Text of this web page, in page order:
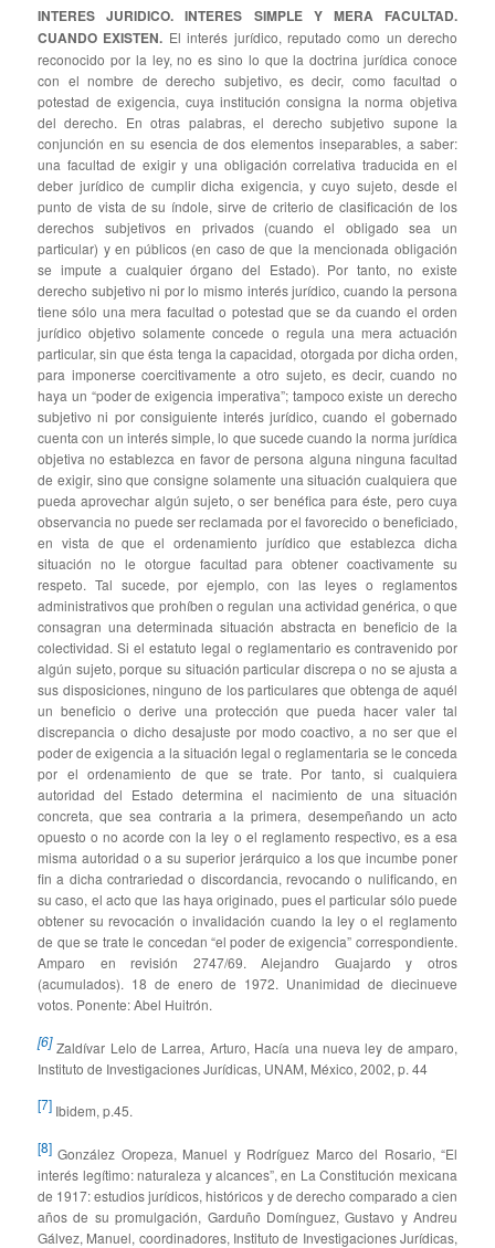
INTERES JURIDICO. INTERES SIMPLE Y MERA FACULTAD.
CUANDO EXISTEN. El interés jurídico, reputado como un derecho
reconocido por la ley, no es sino lo que la doctrina jurídica conoce
con el nombre de derecho subjetivo, es decir, como facultad o
potestad de exigencia, cuya institución consigna la norma objetiva
del derecho. En otras palabras, el derecho subjetivo supone la
conjunción en su esencia de dos elementos inseparables, a saber:
una facultad de exigir y una obligación correlativa traducida en el
deber jurídico de cumplir dicha exigencia, y cuyo sujeto, desde el
punto de vista de su índole, sirve de criterio de clasificación de los
derechos subjetivos en privados (cuando el obligado sea un
particular) y en públicos (en caso de que la mencionada obligación
se impute a cualquier órgano del Estado). Por tanto, no existe
derecho subjetivo ni por lo mismo interés jurídico, cuando la persona
tiene sólo una mera facultad o potestad que se da cuando el orden
jurídico objetivo solamente concede o regula una mera actuación
particular, sin que ésta tenga la capacidad, otorgada por dicha orden,
para imponerse coercitivamente a otro sujeto, es decir, cuando no
haya un “poder de exigencia imperativa”; tampoco existe un derecho
subjetivo ni por consiguiente interés jurídico, cuando el gobernado
cuenta con un interés simple, lo que sucede cuando la norma jurídica
objetiva no establezca en favor de persona alguna ninguna facultad
de exigir, sino que consigne solamente una situación cualquiera que
pueda aprovechar algún sujeto, o ser benéfica para éste, pero cuya
observancia no puede ser reclamada por el favorecido o beneficiado,
en vista de que el ordenamiento jurídico que establezca dicha
situación no le otorgue facultad para obtener coactivamente su
respeto. Tal sucede, por ejemplo, con las leyes o reglamentos
administrativos que prohíben o regulan una actividad genérica, o que
consagran una determinada situación abstracta en beneficio de la
colectividad. Si el estatuto legal o reglamentario es contravenido por
algún sujeto, porque su situación particular discrepa o no se ajusta a
sus disposiciones, ninguno de los particulares que obtenga de aquél
un beneficio o derive una protección que pueda hacer valer tal
discrepancia o dicho desajuste por modo coactivo, a no ser que el
poder de exigencia a la situación legal o reglamentaria se le conceda
por el ordenamiento de que se trate. Por tanto, si cualquiera
autoridad del Estado determina el nacimiento de una situación
concreta, que sea contraria a la primera, desempeñando un acto
opuesto o no acorde con la ley o el reglamento respectivo, es a esa
misma autoridad o a su superior jerárquico a los que incumbe poner
fin a dicha contrariedad o discordancia, revocando o nulificando, en
su caso, el acto que las haya originado, pues el particular sólo puede
obtener su revocación o invalidación cuando la ley o el reglamento
de que se trate le concedan “el poder de exigencia” correspondiente.
Amparo en revisión 2747/69. Alejandro Guajardo y otros
(acumulados). 18 de enero de 1972. Unanimidad de diecinueve
votos. Ponente: Abel Huitrón.
[6] Zaldívar Lelo de Larrea, Arturo, Hacía una nueva ley de amparo,
Instituto de Investigaciones Jurídicas, UNAM, México, 2002, p. 44
[7] Ibidem, p.45.
[8] González Oropeza, Manuel y Rodríguez Marco del Rosario, “El
interés legítimo: naturaleza y alcances”, en La Constitución mexicana
de 1917: estudios jurídicos, históricos y de derecho comparado a cien
años de su promulgación, Garduño Domínguez, Gustavo y Andreu
Gálvez, Manuel, coordinadores, Instituto de Investigaciones Jurídicas,